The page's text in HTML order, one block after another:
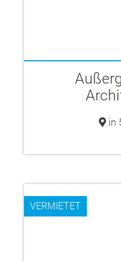
in
VERMIETET